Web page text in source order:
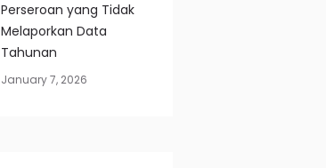
Perseroan yang Tidak
Melaporkan Data
Tahunan
January 7, 2026